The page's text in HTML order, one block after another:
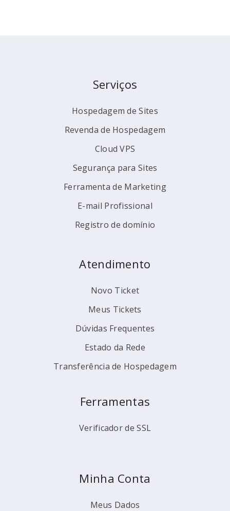
Serviços
Hospedagem de Sites
Revenda de Hospedagem
Cloud VPS
Segurança para Sites
Ferramenta de Marketing
E-mail Profissional
Registro de domínio
Atendimento
Novo Ticket
Meus Tickets
Dúvidas Frequentes
Estado da Rede
Transferência de Hospedagem
Ferramentas
Verificador de SSL
Minha Conta
Meus Dados